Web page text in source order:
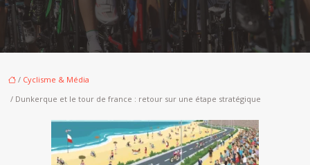
/ Cyclisme & Média
/ Dunkerque et le tour de france : retour sur une étape stratégique